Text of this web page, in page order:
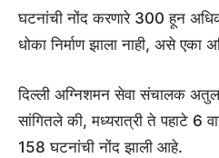
घटनांची नोंद करणारे 300 हून
धोका निर्माण झाला नाही, असे एका
दिल्ली अग्निशमन सेवा संचालक अतुल
सांगितले की, मध्यरात्री ते पहाटे 6
158 घटनांची नोंद झाली आहे.